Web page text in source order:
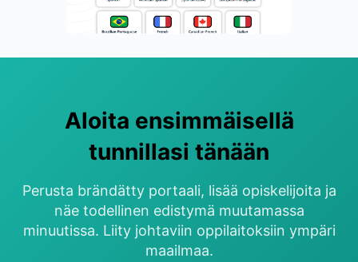
Aloita ensimmäisellä
tunnillasi tänään
Perusta brändätty portaali, lisää opiskelijoita ja
näe todellinen edistymä muutamassa
minuutissa. Liity johtaviin oppilaitoksiin ympäri
maailmaa.